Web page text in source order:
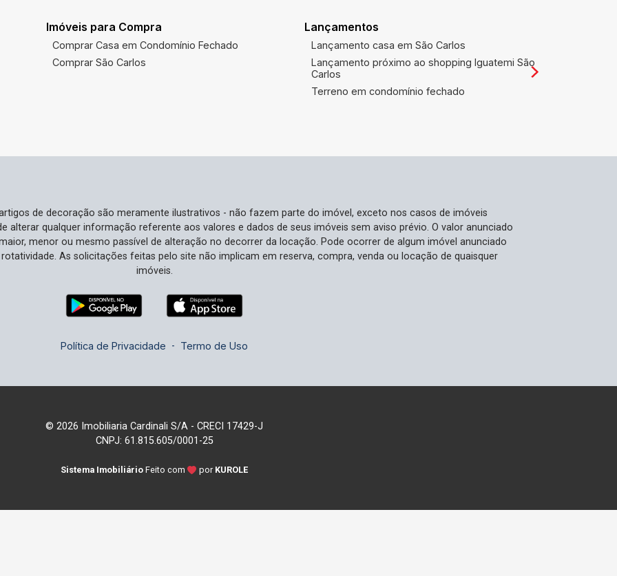
Imóveis para Compra
Comprar Casa em Condomínio Fechado
Comprar São Carlos
Lançamentos
Lançamento casa em São Carlos
Lançamento próximo ao shopping Iguatemi São
Carlos
Terreno em condomínio fechado
de decoração são meramente ilustrativos - não fazem parte do imóvel, exceto nos casos de imóveis
alterar qualquer informação referente aos valores e dados de seus imóveis sem aviso prévio. O valor anunciado
menor ou mesmo passível de alteração no decorrer da locação. Pode ocorrer de algum imóvel anunciado
As solicitações feitas pelo site não implicam em reserva, compra, venda ou locação de quaisquer
imóveis.
Política de Privacidade - Termo de Uso
© 2026 Imobiliaria Cardinali S/A - CRECI 17429-J
CNPJ: 61.815.605/0001-25
Sistema Imobiliário Feito com por KUROLE